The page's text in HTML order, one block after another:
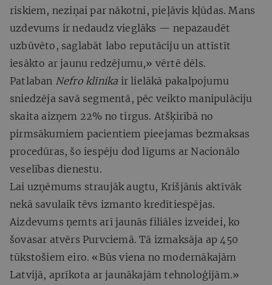
riskiem, neziņai par nākotni, pieļāvis kļūdas. Mans
uzdevums ir nedaudz vieglāks — nepazaudēt
uzbūvēto, saglabāt labo reputāciju un attīstīt
iesākto ar jaunu redzējumu,» vērtē dēls.
Patlaban Nefro klīnika ir lielākā pakalpojumu
sniedzēja savā segmentā, pēc veikto manipulāciju
skaita aizņem 22% no tirgus. Atšķirībā no
pirmsākumiem pacientiem pieejamas bezmaksas
procedūras, šo iespēju dod līgums ar Nacionālo
veselības dienestu.
Lai uzņēmums straujāk augtu, Krišjānis aktīvāk
nekā savulaik tēvs izmanto kredītiespējas.
Aizdevums ņemts arī jaunās filiāles izveidei, ko
šovasar atvērs Purvciemā. Tā izmaksāja ap 450
tūkstošiem eiro. «Būs viena no modernākajām
Latvijā, aprīkota ar jaunākajām tehnoloģijām.»